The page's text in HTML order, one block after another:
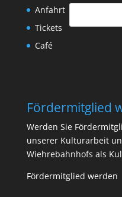
Anfahrt
Tickets
Café
Fördermitglied
Werden Sie
unserer Kulturarbeit
Wiehrebahnhofs als
Fördermitglied werden